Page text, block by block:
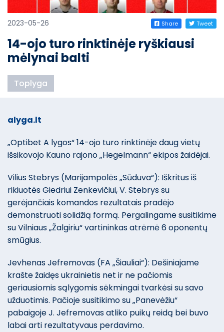
2023-05-26 Share Tweet
14-ojo turo rinktinėje ryškiausi
mėlynai balti
Toplyga
alyga.lt
„Optibet A lygos“ 14-ojo turo rinktinėje daug vietų
išsikovojo Kauno rajono „Hegelmann“ ekipos žaidėjai.
Vilius Stebrys (Marijampolės „Sūduva“): Iškritus iš
rikiuotės Giedriui Zenkevičiui, V. Stebrys su
gerėjančiais komandos rezultatais pradėjo
demonstruoti solidžią formą. Pergalingame susitikime
su Vilniaus „Žalgiriu“ vartininkas atrėmė 6 oponentų
smūgius.
Jevhenas Jefremovas (FA „Šiauliai“): Dešiniajame
krašte žaidęs ukrainietis net ir ne pačiomis
geriausiomis sąlygomis sėkmingai tvarkėsi su savo
užduotimis. Pačioje susitikimo su „Panevėžiu“
pabaigoje J. Jefremovas atliko puikų reidą bei buvo
labai arti rezultatyvaus perdavimo.